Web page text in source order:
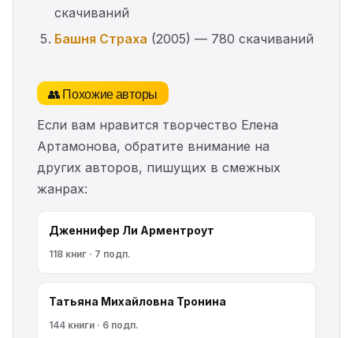
скачиваний
Башня Страха (2005) — 780 скачиваний
👥 Похожие авторы
Если вам нравится творчество Елена
Артамонова, обратите внимание на
других авторов, пишущих в смежных
жанрах:
Дженнифер Ли Арментроут
118 книг · 7 подп.
Татьяна Михайловна Тронина
144 книги · 6 подп.